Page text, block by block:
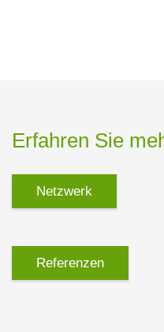
Erfahren Sie
Netzwerk
Referenzen